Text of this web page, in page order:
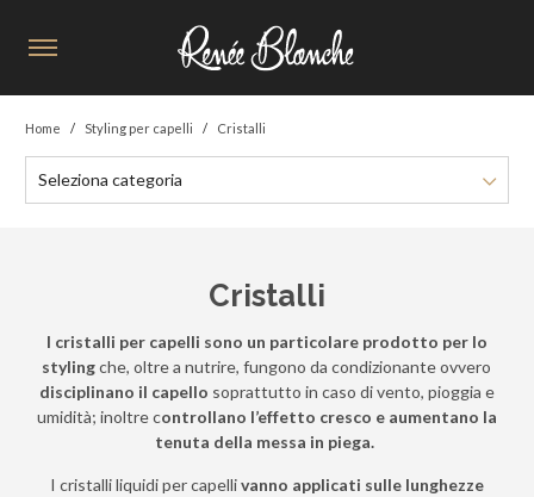
Home Styling per capelli Cristalli
Seleziona categoria
Cristalli
I cristalli per capelli sono un particolare prodotto per lo
stylingche, oltre a nutrire, fungono da condizionante ovvero
disciplinano il capello soprattutto in caso di vento, pioggia e
umidità; inoltre controllano l’effetto cresco e aumentano la
tenuta della messa in piega.
I cristalli liquidi per capellivanno applicati sulle lunghezze